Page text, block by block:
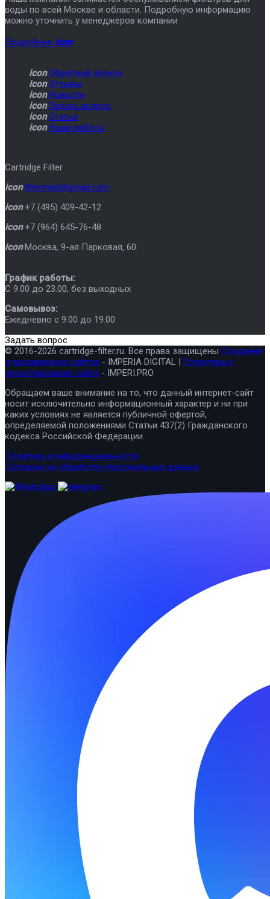
воды по всей Москве и области. Подробную информацию
можно уточнить у менеджеров компании
Подробнее icon
icon Обратный звонок
icon Отзывы
icon Новости
icon Задать вопрос
icon Статьи
icon Наши работы
Cartridge Filter
icon filtermeb@gmail.com
icon +7 (495) 409-42-12
icon +7 (964) 645-76-48
icon Москва, 9-ая Парковая, 60
График работы:
C 9.00 до 23.00, без выходных
Самовывоз:
Ежедневно с 9.00 до 19.00
Задать вопрос
© 2016-2026 cartridge-filter.ru. Все права защищены Создание
и продвижение сайтов - IMPERIA DIGITAL | Структура и
проектирование сайта - IMPERI.PRO
Обращаем ваше внимание на то, что данный интернет-сайт
носит исключительно информационный характер и ни при
каких условиях не является публичной офертой,
определяемой положениями Статьи 437(2) Гражданского
кодекса Российской Федерации.
Политика конфиденциальности
Согласие на обработку персональных данных